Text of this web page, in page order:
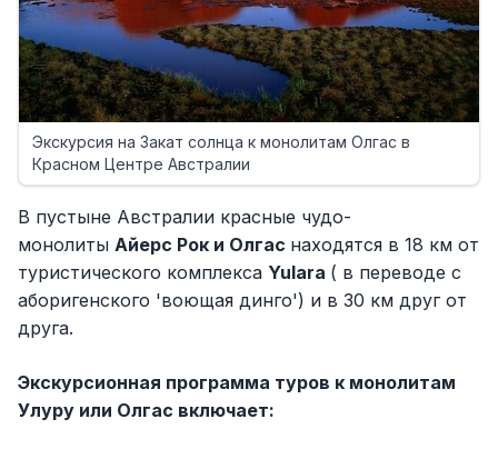
В пустыне Австралии красные чудо-
монолиты Айерс Рок и Олгас находятся в 18 км от
туристического комплекса Yulara ( в переводе с
аборигенского 'воющая динго') и в 30 км друг от
друга.
Экскурсионная программа туров к монолитам
Улуру или Олгас включает:
Экскурсия на Закат солнца к монолитам Олгас в
Красном Центре Австралии